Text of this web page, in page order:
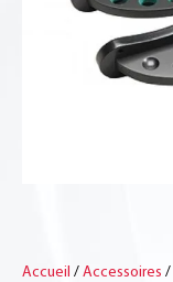
Accueil / Accessoires /